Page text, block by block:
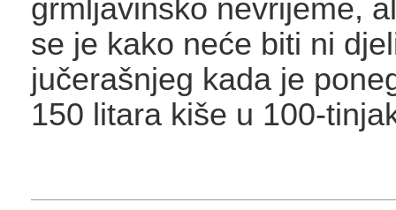
grmljavinsko nevrijeme,
se je kako neće biti ni
jučerašnjeg kada je
150 litara kiše u 100-